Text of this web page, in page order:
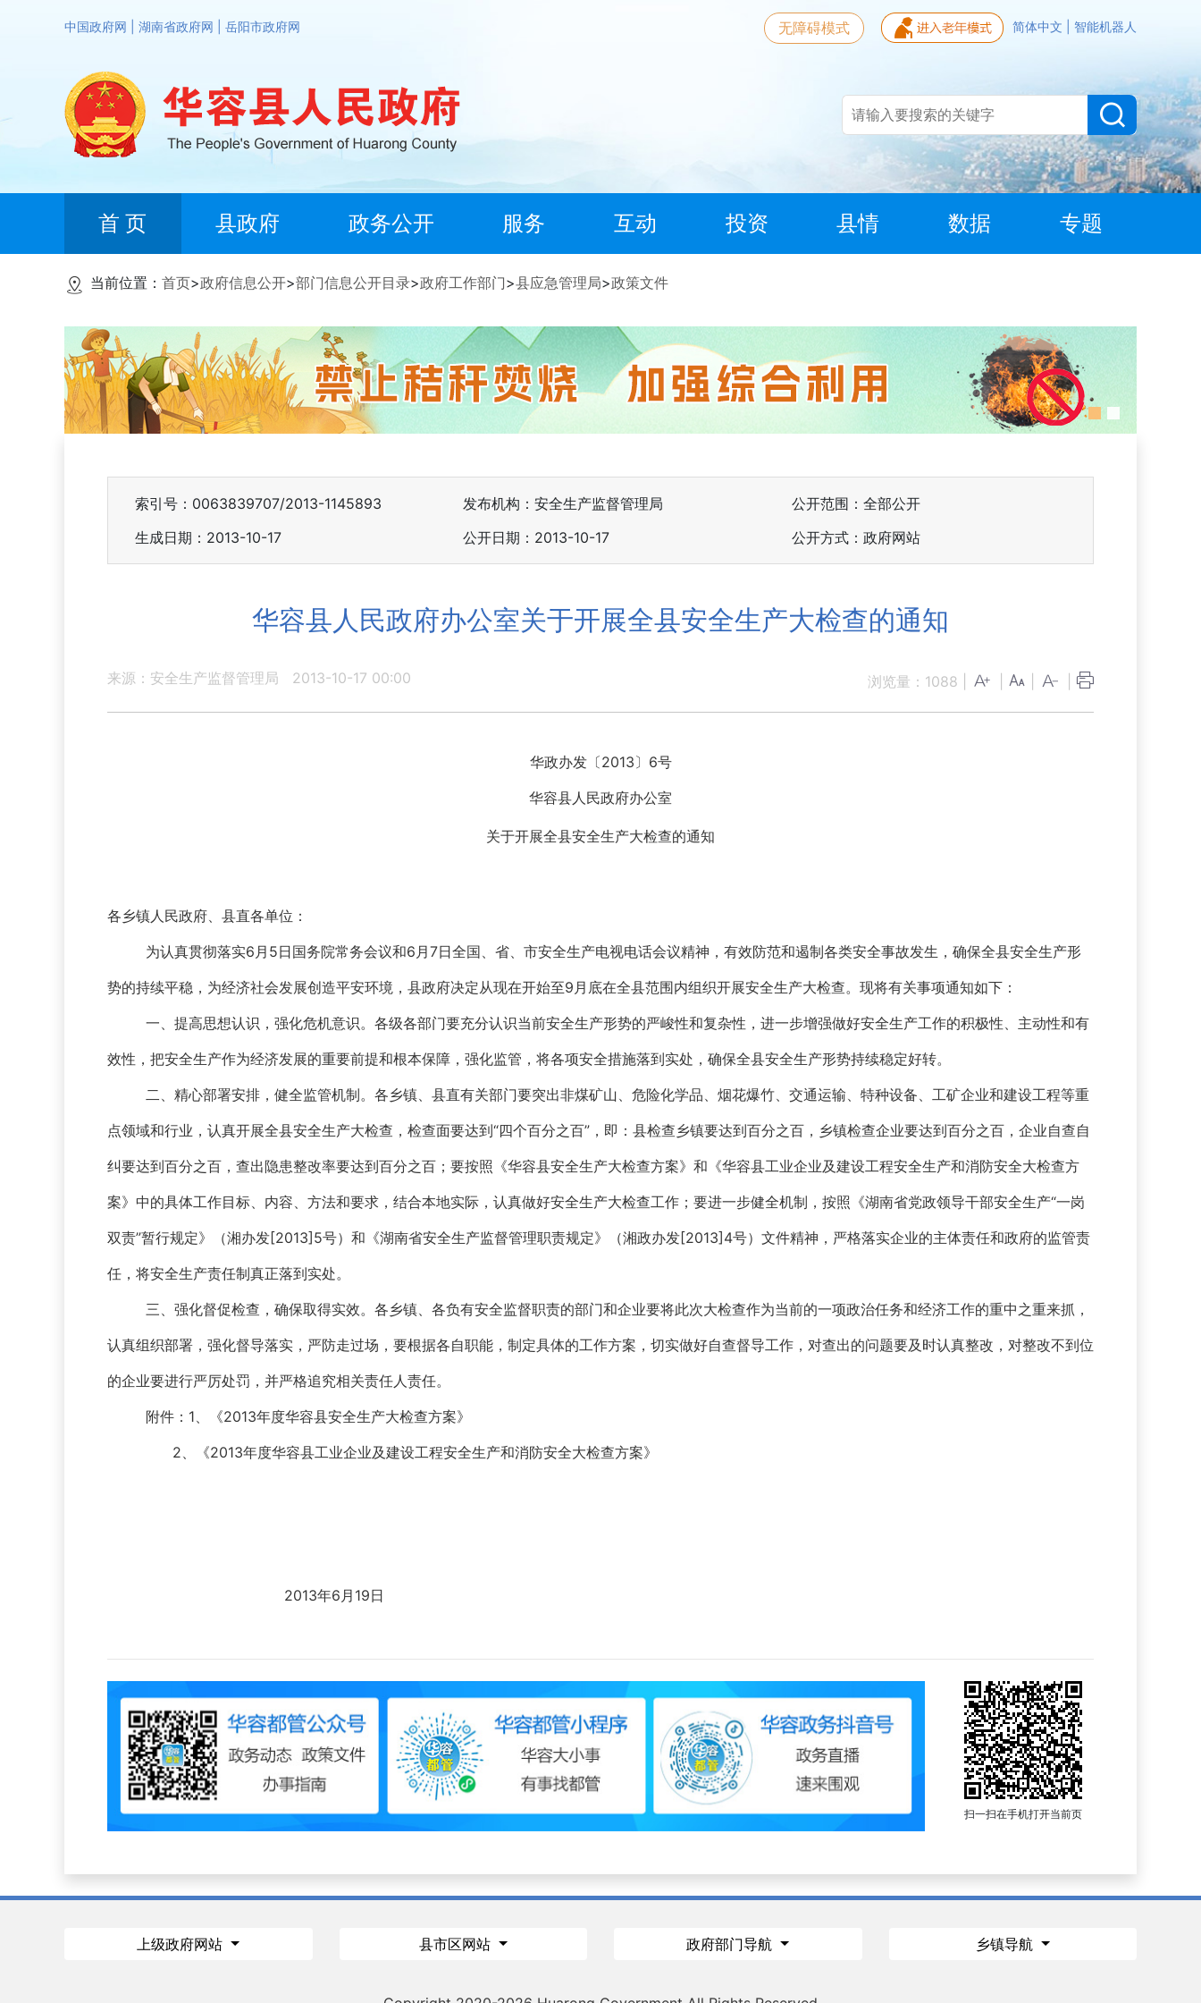
中国政府网 湖南省政府网 岳阳市政府网 简体中文 智能机器人
无障碍模式
首 页 县政府 政务公开 服务 互动 投资 县情 数据 专题
当前位置： 首页>政府信息公开>部门信息公开目录>政府工作部门>县应急管理局>政策文件
索引号：0063839707/2013-1145893 发布机构：安全生产监督管理局
公开范围：全部公开
生成日期：2013-10-17
公开日期：2013-10-17 公开方式：政府网站
华容县人民政府办公室关于开展全县安全生产大检查的通知
来源：安全生产监督管理局 2013-10-17 00:00 浏览量： 1088
华政办发〔2013〕6号
华容县人民政府办公室
关于开展全县安全生产大检查的通知
各乡镇人民政府、县直各单位：
为认真贯彻落实6月5日国务院常务会议和6月7日全国、省、市安全生产电视电话会议精神，有效防范和遏制各类安全事故发生，确保全县安全生产形
势的持续平稳，为经济社会发展创造平安环境，县政府决定从现在开始至9月底在全县范围内组织开展安全生产大检查。现将有关事项通知如下：
一、提高思想认识，强化危机意识。各级各部门要充分认识当前安全生产形势的严峻性和复杂性，进一步增强做好安全生产工作的积极性、主动性和有
效性，把安全生产作为经济发展的重要前提和根本保障，强化监管，将各项安全措施落到实处，确保全县安全生产形势持续稳定好转。
二、精心部署安排，健全监管机制。各乡镇、县直有关部门要突出非煤矿山、危险化学品、烟花爆竹、交通运输、特种设备、工矿企业和建设工程等重
点领域和行业，认真开展全县安全生产大检查，检查面要达到“四个百分之百”，即：县检查乡镇要达到百分之百，乡镇检查企业要达到百分之百，企业自查自
纠要达到百分之百，查出隐患整改率要达到百分之百；要按照《华容县安全生产大检查方案》和《华容县工业企业及建设工程安全生产和消防安全大检查方
案》中的具体工作目标、内容、方法和要求，结合本地实际，认真做好安全生产大检查工作；要进一步健全机制，按照《湖南省党政领导干部安全生产“一岗
双责”暂行规定》（湘办发[2013]5号）和《湖南省安全生产监督管理职责规定》（湘政办发[2013]4号）文件精神，严格落实企业的主体责任和政府的监管责
任，将安全生产责任制真正落到实处。
三、强化督促检查，确保取得实效。各乡镇、各负有安全监督职责的部门和企业要将此次大检查作为当前的一项政治任务和经济工作的重中之重来抓，
认真组织部署，强化督导落实，严防走过场，要根据各自职能，制定具体的工作方案，切实做好自查督导工作，对查出的问题要及时认真整改，对整改不到位
的企业要进行严厉处罚，并严格追究相关责任人责任。
附件：1、《2013年度华容县安全生产大检查方案》
2、《2013年度华容县工业企业及建设工程安全生产和消防安全大检查方案》
2013年6月19日
扫一扫在手机打开当前页
上级政府网站 县市区网站 政府部门导航 乡镇导航